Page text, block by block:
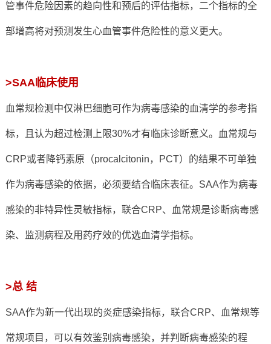
管事件危险因素的趋向性和预后的评估指标，二个指标的全
部增高将对预测发生心血管事件危险性的意义更大。
>SAA临床使用
血常规检测中仅淋巴细胞可作为病毒感染的血清学的参考指
标，且认为超过检测上限30%才有临床诊断意义。血常规与
CRP或者降钙素原（procalcitonin，PCT）的结果不可单独
作为病毒感染的依据，必须要结合临床表征。SAA作为病毒
感染的非特异性灵敏指标，联合CRP、血常规是诊断病毒感
染、监测病程及用药疗效的优选血清学指标。
>总 结
SAA作为新一代出现的炎症感染指标，联合CRP、血常规等
常规项目，可以有效鉴别病毒感染，并判断病毒感染的程